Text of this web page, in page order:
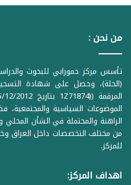
من نحن :
(الحلة)، وحصل على شهادة
الموضوعات السياسية والمجتمعية،
الراهنة والمحتملة في الشأن
من مختلف التخصصات داخل العراق
للمركز.
اهداف المركز: